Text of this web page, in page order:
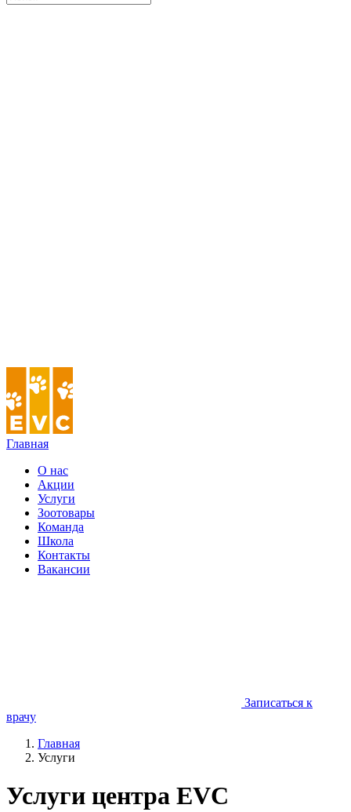
Главная
О нас
Акции
Услуги
Зоотовары
Команда
Школа
Контакты
Вакансии
Записаться к
врачу
Главная
Услуги
Услуги центра EVC